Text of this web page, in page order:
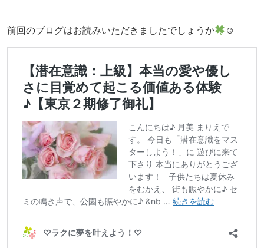
前回のブログはお読みいただきましたでしょうか ☺